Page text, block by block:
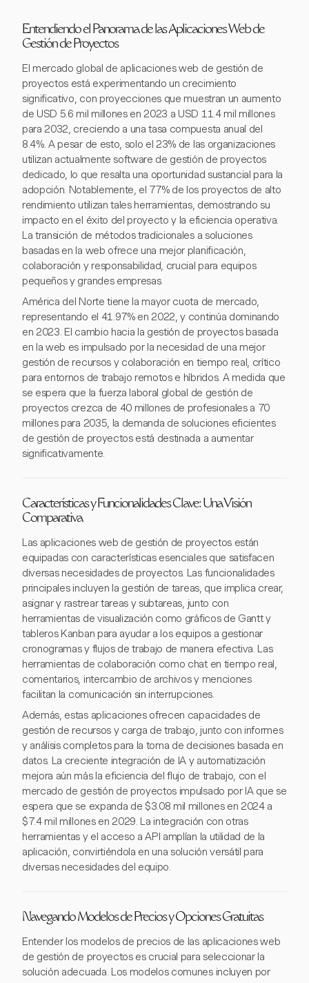
Entendiendo el Panorama de las Aplicaciones Web de
Gestión de Proyectos
El mercado global de aplicaciones web de gestión de
proyectos está experimentando un crecimiento
significativo, con proyecciones que muestran un aumento
de USD 5.6 mil millones en 2023 a USD 11.4 mil millones
para 2032, creciendo a una tasa compuesta anual del
8.4%. A pesar de esto, solo el 23% de las organizaciones
utilizan actualmente software de gestión de proyectos
dedicado, lo que resalta una oportunidad sustancial para la
adopción. Notablemente, el 77% de los proyectos de alto
rendimiento utilizan tales herramientas, demostrando su
impacto en el éxito del proyecto y la eficiencia operativa.
La transición de métodos tradicionales a soluciones
basadas en la web ofrece una mejor planificación,
colaboración y responsabilidad, crucial para equipos
pequeños y grandes empresas.
América del Norte tiene la mayor cuota de mercado,
representando el 41.97% en 2022, y continúa dominando
en 2023. El cambio hacia la gestión de proyectos basada
en la web es impulsado por la necesidad de una mejor
gestión de recursos y colaboración en tiempo real, crítico
para entornos de trabajo remotos e híbridos. A medida que
se espera que la fuerza laboral global de gestión de
proyectos crezca de 40 millones de profesionales a 70
millones para 2035, la demanda de soluciones eficientes
de gestión de proyectos está destinada a aumentar
significativamente.
Características y Funcionalidades Clave: Una Visión
Comparativa
Las aplicaciones web de gestión de proyectos están
equipadas con características esenciales que satisfacen
diversas necesidades de proyectos. Las funcionalidades
principales incluyen la gestión de tareas, que implica crear,
asignar y rastrear tareas y subtareas, junto con
herramientas de visualización como gráficos de Gantt y
tableros Kanban para ayudar a los equipos a gestionar
cronogramas y flujos de trabajo de manera efectiva. Las
herramientas de colaboración como chat en tiempo real,
comentarios, intercambio de archivos y menciones
facilitan la comunicación sin interrupciones.
Además, estas aplicaciones ofrecen capacidades de
gestión de recursos y carga de trabajo, junto con informes
y análisis completos para la toma de decisiones basada en
datos. La creciente integración de IA y automatización
mejora aún más la eficiencia del flujo de trabajo, con el
mercado de gestión de proyectos impulsado por IA que se
espera que se expanda de $3.08 mil millones en 2024 a
$7.4 mil millones en 2029. La integración con otras
herramientas y el acceso a API amplían la utilidad de la
aplicación, convirtiéndola en una solución versátil para
diversas necesidades del equipo.
Navegando Modelos de Precios y Opciones Gratuitas
Entender los modelos de precios de las aplicaciones web
de gestión de proyectos es crucial para seleccionar la
solución adecuada. Los modelos comunes incluyen por